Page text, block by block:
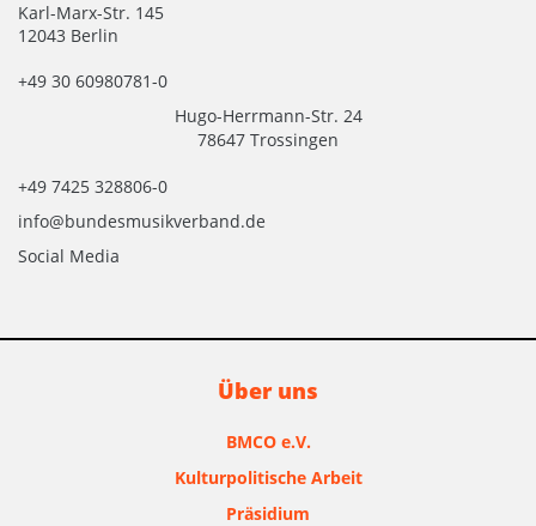
Karl-Marx-Str. 145
12043 Berlin
+49 30 60980781-0
Hugo-Herrmann-Str. 24
78647 Trossingen
+49 7425 328806-0
info@bundesmusikverband.de
Social Media
Über uns
BMCO e.V.
Kulturpolitische Arbeit
Präsidium